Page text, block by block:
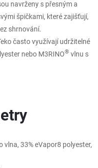
navrženy s přesným a
špičkami, které zajišťují,
shrnování.
často využívají udržitelné
nebo M3RINO® vlnu s
vlna, 33% eVapor8 polyester,